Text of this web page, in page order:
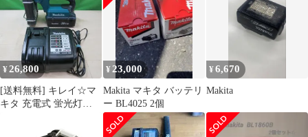
¥26,800
[送料無料] キレイ☆マ
キタ 充電式 蛍光灯
ライト 照明 器具 バッ
¥ 23,000
Makita マキタ バッテリ
ー BL4025 2個
¥6,670
Makita